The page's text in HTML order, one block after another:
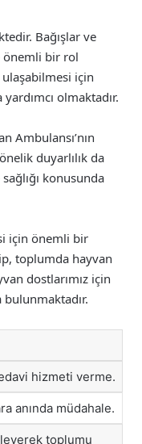
Bağışlar ve
önemli bir rol
için
olmaktadır.
Ambulansı’nın
duyarlılık da
konusunda
için önemli bir
toplumda hayvan
dostlarımız için
bulunmaktadır.
hizmeti verme.
anında müdahale.
toplumu